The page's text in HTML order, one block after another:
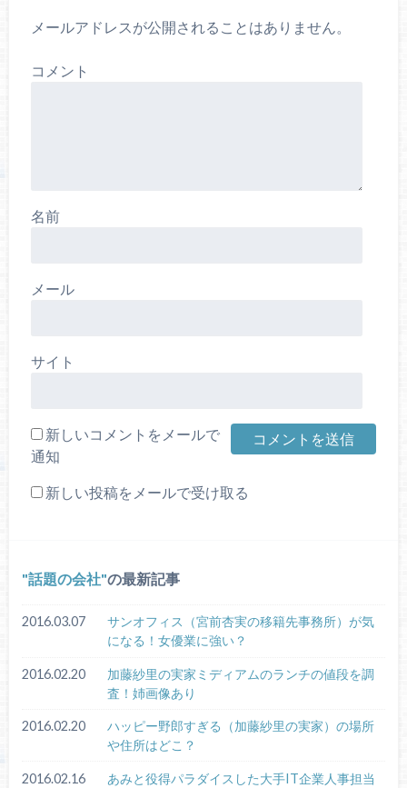
メールアドレスが公開されることはありません。
コメント
名前
メール
サイト
新しいコメントをメールで
通知
新しい投稿をメールで受け取る
話題の会社 の最新記事
2016.03.07
サンオフィス（宮前杏実の移籍先事務所）が気
になる！女優業に強い？
2016.02.20
加藤紗里の実家ミディアムのランチの値段を調
査！姉画像あり
2016.02.20
ハッピー野郎すぎる（加藤紗里の実家）の場所
や住所はどこ？
2016.02.16
あみと役得パラダイスした大手IT企業人事担当